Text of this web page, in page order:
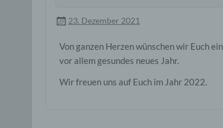
23. Dezember 2021
Von ganzen Herzen wünschen wir Euch
vor allem gesundes neues Jahr.
Wir freuen uns auf Euch im Jahr 2022.